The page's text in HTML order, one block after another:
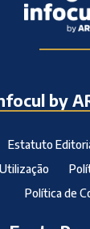
by
Estatuto
Política de